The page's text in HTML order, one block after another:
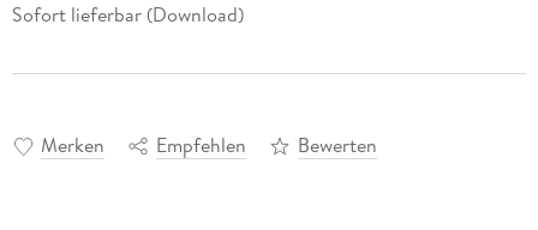
Sofort lieferbar (Download)
Merken Empfehlen Bewerten